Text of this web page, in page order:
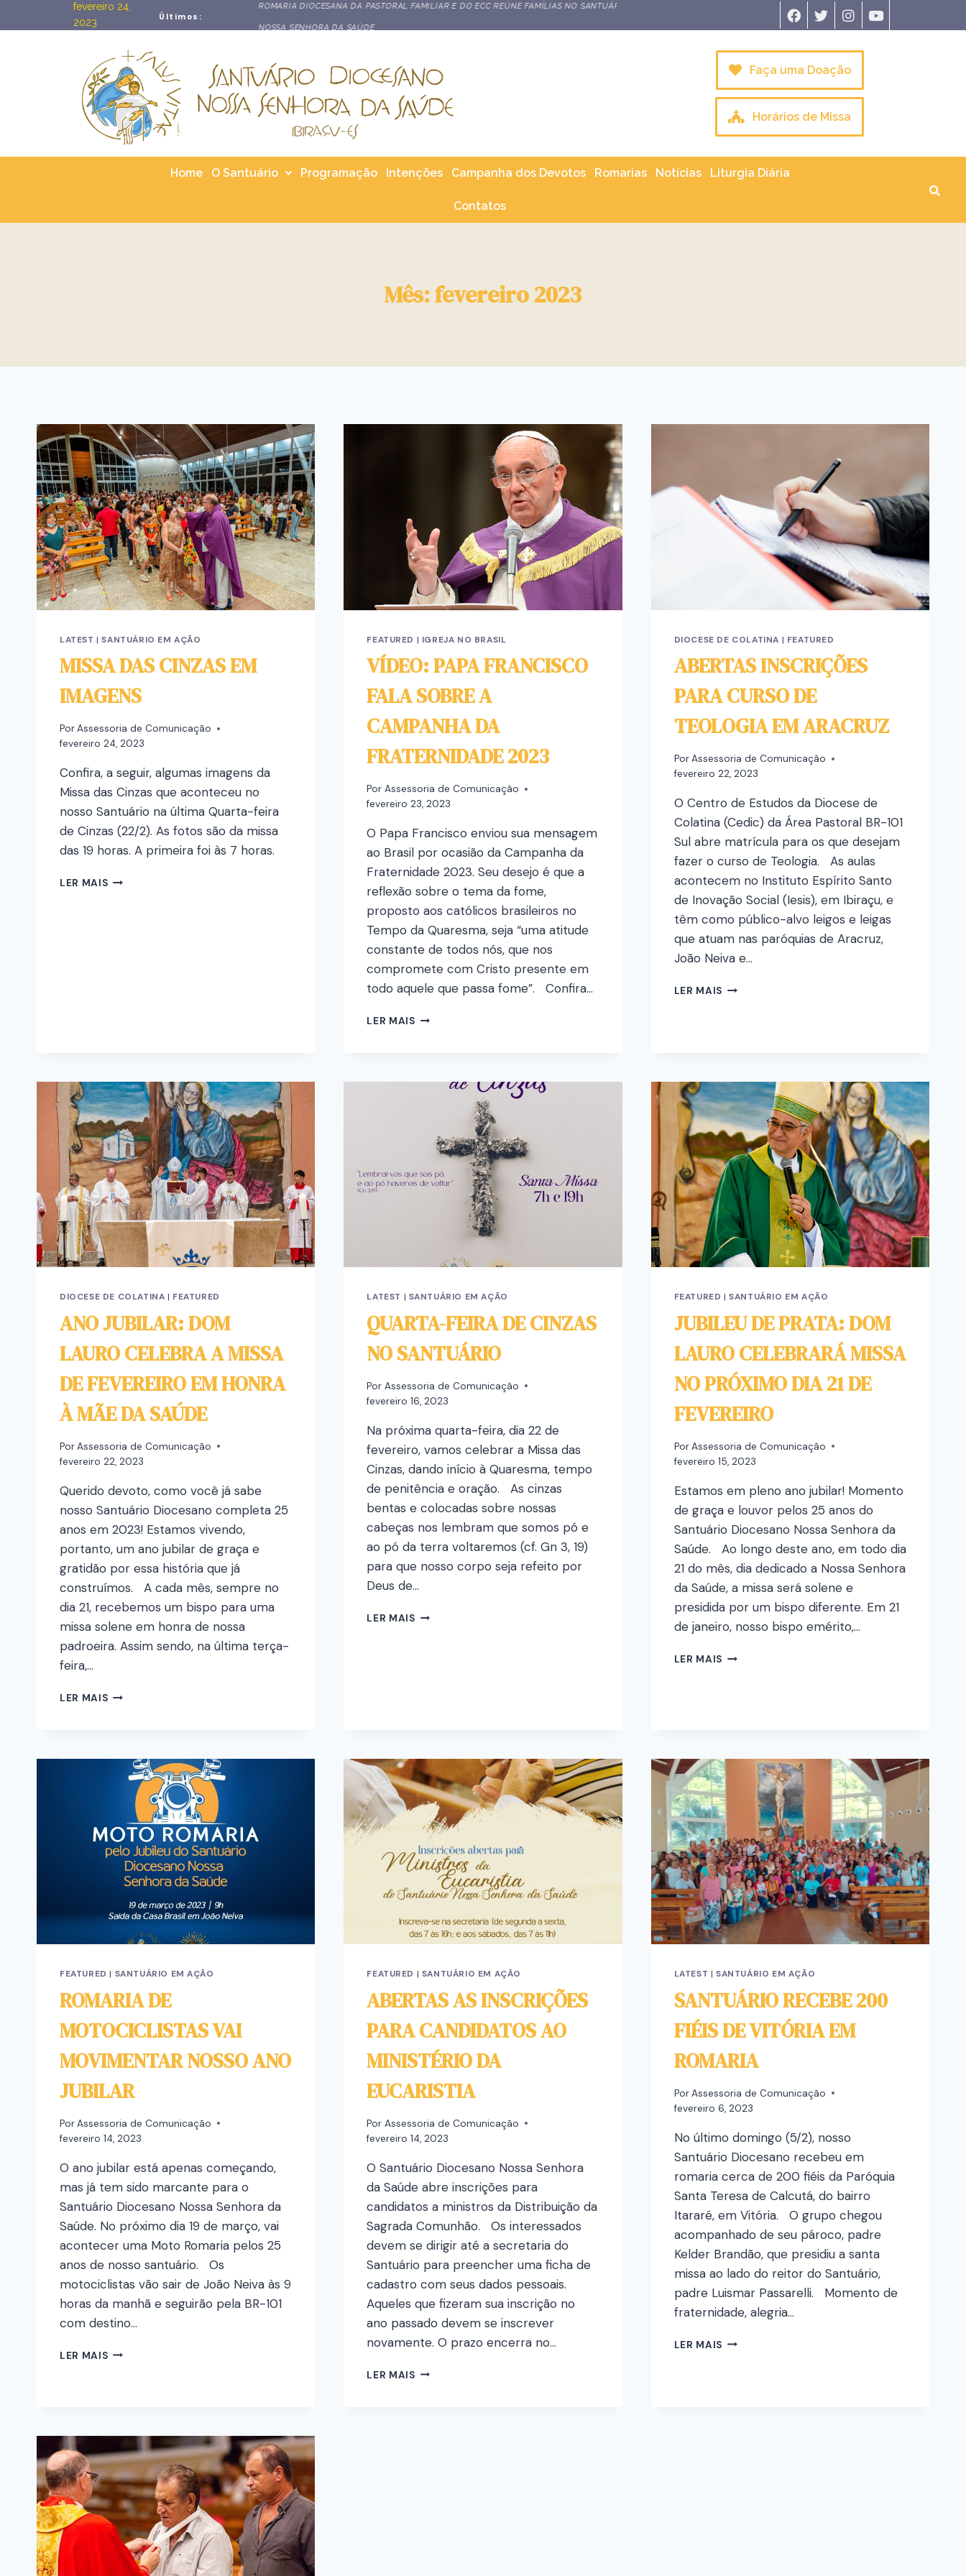
fevereiro 24,
2023
Últimos:
ROMARIA DIOCESANA DA PASTORAL FAMILIAR E DO ECC REÚNE FAMÍLIAS NO SANTUÁRIO DE
NOSSA SENHORA DA SAÚDE
Faça uma Doação
Horários de Missa
Home O Santuário Programação Intenções Campanha dos Devotos Romarias Notícias Liturgia Diária
Contatos
Mês: fevereiro 2023
LATEST |SANTUÁRIO EM AÇÃO
MISSA DAS CINZAS EM
IMAGENS
PorAssessoria de Comunicação
fevereiro 24, 2023
Confira, a seguir, algumas imagens da
Missa das Cinzas que aconteceu no
nosso Santuário na última Quarta-feira
de Cinzas (22/2). As fotos são da missa
das 19 horas. A primeira foi às 7 horas.
LER MAIS
FEATURED | IGREJA NO BRASIL
VÍDEO: PAPA FRANCISCO
FALA SOBRE A
CAMPANHA DA
FRATERNIDADE 2023
Por Assessoria de Comunicação
fevereiro 23, 2023
O Papa Francisco enviou sua mensagem
ao Brasil por ocasião da Campanha da
Fraternidade 2023. Seu desejo é que a
reflexão sobre o tema da fome,
proposto aos católicos brasileiros no
Tempo da Quaresma, seja “uma atitude
constante de todos nós, que nos
compromete com Cristo presente em
todo aquele que passa fome”. Confira…
LER MAIS
DIOCESE DE COLATINA | FEATURED
ABERTAS INSCRIÇÕES
PARA CURSO DE
TEOLOGIA EM ARACRUZ
PorAssessoria de Comunicação
fevereiro 22, 2023
O Centro de Estudos da Diocese de
Colatina (Cedic) da Área Pastoral BR-101
Sul abre matrícula para os que desejam
fazer o curso de Teologia. As aulas
acontecem no Instituto Espírito Santo
de Inovação Social (Iesis), em Ibiraçu, e
têm como público-alvo leigos e leigas
que atuam nas paróquias de Aracruz,
João Neiva e…
LER MAIS
DIOCESE DE COLATINA | FEATURED
ANO JUBILAR: DOM
LAURO CELEBRA A MISSA
DE FEVEREIRO EM HONRA
À MÃE DA SAÚDE
PorAssessoria de Comunicação
fevereiro 22, 2023
Querido devoto, como você já sabe
nosso Santuário Diocesano completa 25
anos em 2023! Estamos vivendo,
portanto, um ano jubilar de graça e
gratidão por essa história que já
construímos. A cada mês, sempre no
dia 21, recebemos um bispo para uma
missa solene em honra de nossa
padroeira. Assim sendo, na última terça-
feira,…
LER MAIS
LATEST | SANTUÁRIO EM AÇÃO
QUARTA-FEIRA DE CINZAS
NO SANTUÁRIO
Por Assessoria de Comunicação
fevereiro 16, 2023
Na próxima quarta-feira, dia 22 de
fevereiro, vamos celebrar a Missa das
Cinzas, dando início à Quaresma, tempo
de penitência e oração. As cinzas
bentas e colocadas sobre nossas
cabeças nos lembram que somos pó e
ao pó da terra voltaremos (cf. Gn 3, 19)
para que nosso corpo seja refeito por
Deus de…
LER MAIS
FEATURED |SANTUÁRIO EM AÇÃO
JUBILEU DE PRATA: DOM
LAURO CELEBRARÁ MISSA
NO PRÓXIMO DIA 21 DE
FEVEREIRO
PorAssessoria de Comunicação
fevereiro 15, 2023
Estamos em pleno ano jubilar! Momento
de graça e louvor pelos 25 anos do
Santuário Diocesano Nossa Senhora da
Saúde. Ao longo deste ano, em todo dia
21 do mês, dia dedicado a Nossa Senhora
da Saúde, a missa será solene e
presidida por um bispo diferente. Em 21
de janeiro, nosso bispo emérito,…
LER MAIS
FEATURED | SANTUÁRIO EM AÇÃO
ROMARIA DE
MOTOCICLISTAS VAI
MOVIMENTAR NOSSO ANO
JUBILAR
PorAssessoria de Comunicação
fevereiro 14, 2023
O ano jubilar está apenas começando,
mas já tem sido marcante para o
Santuário Diocesano Nossa Senhora da
Saúde. No próximo dia 19 de março, vai
acontecer uma Moto Romaria pelos 25
anos de nosso santuário. Os
motociclistas vão sair de João Neiva às 9
horas da manhã e seguirão pela BR-101
com destino…
LER MAIS
FEATURED | SANTUÁRIO EM AÇÃO
ABERTAS AS INSCRIÇÕES
PARA CANDIDATOS AO
MINISTÉRIO DA
EUCARISTIA
Por Assessoria de Comunicação
fevereiro 14, 2023
O Santuário Diocesano Nossa Senhora
da Saúde abre inscrições para
candidatos a ministros da Distribuição da
Sagrada Comunhão. Os interessados
devem se dirigir até a secretaria do
Santuário para preencher uma ficha de
cadastro com seus dados pessoais.
Aqueles que fizeram sua inscrição no
ano passado devem se inscrever
novamente. O prazo encerra no…
LER MAIS
LATEST |SANTUÁRIO EM AÇÃO
SANTUÁRIO RECEBE 200
FIÉIS DE VITÓRIA EM
ROMARIA
PorAssessoria de Comunicação
fevereiro 6, 2023
No último domingo (5/2), nosso
Santuário Diocesano recebeu em
romaria cerca de 200 fiéis da Paróquia
Santa Teresa de Calcutá, do bairro
Itararé, em Vitória. O grupo chegou
acompanhado de seu pároco, padre
Kelder Brandão, que presidiu a santa
missa ao lado do reitor do Santuário,
padre Luismar Passarelli. Momento de
fraternidade, alegria…
LER MAIS